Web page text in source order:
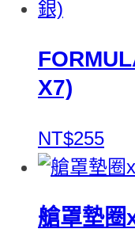
X7)
NT$255
艙罩墊圈